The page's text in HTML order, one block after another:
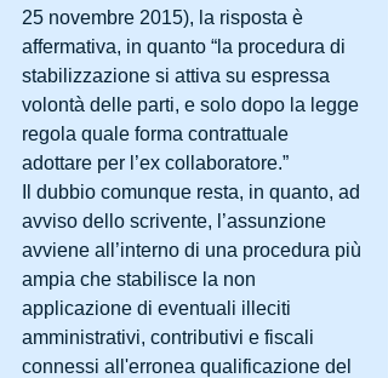
25 novembre 2015), la risposta è
affermativa, in quanto “la procedura di
stabilizzazione si attiva su espressa
volontà delle parti, e solo dopo la legge
regola quale forma contrattuale
adottare per l’ex collaboratore.”
Il dubbio comunque resta, in quanto, ad
avviso dello scrivente, l’assunzione
avviene all’interno di una procedura più
ampia che stabilisce la non
applicazione di eventuali illeciti
amministrativi, contributivi e fiscali
connessi all'erronea qualificazione del